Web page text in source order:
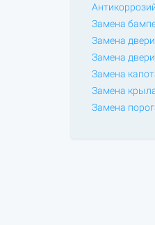
Замена
Замена двери
Замена
Замена
Замена
Замена